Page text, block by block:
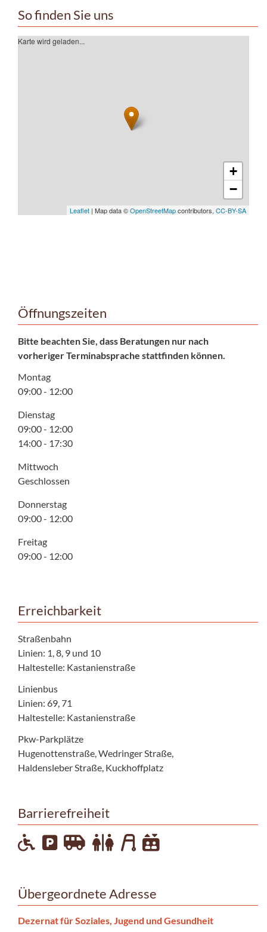
So finden Sie uns
Karte wird geladen...
+
−
Leaflet | Map data ©OpenStreetMapcontributors, CC-BY-SA
Öffnungszeiten
Bitte beachten Sie, dass Beratungen nur nach
vorheriger Terminabsprache stattfinden können.
Montag
09:00 - 12:00
Dienstag
09:00 - 12:00
14:00 - 17:30
Mittwoch
Geschlossen
Donnerstag
09:00 - 12:00
Freitag
09:00 - 12:00
Erreichbarkeit
Straßenbahn
Linien: 1, 8, 9 und 10
Haltestelle: Kastanienstraße
Linienbus
Linien: 69, 71
Haltestelle: Kastanienstraße
Pkw-Parkplätze
Hugenottenstraße, Wedringer Straße,
Haldensleber Straße, Kuckhoffplatz
Barrierefreiheit
Übergeordnete Adresse
Dezernat für Soziales, Jugend und Gesundheit